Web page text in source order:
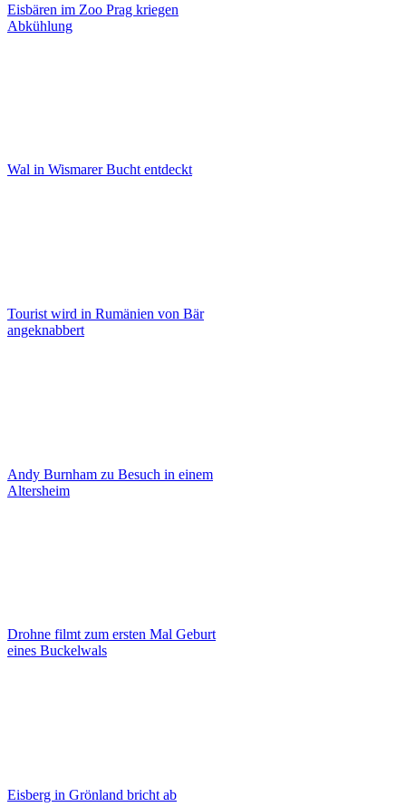
Eisbären im Zoo Prag kriegen
Abkühlung
Wal in Wismarer Bucht entdeckt
Tourist wird in Rumänien von Bär
angeknabbert
Andy Burnham zu Besuch in einem
Altersheim
Drohne filmt zum ersten Mal Geburt
eines Buckelwals
Eisberg in Grönland bricht ab